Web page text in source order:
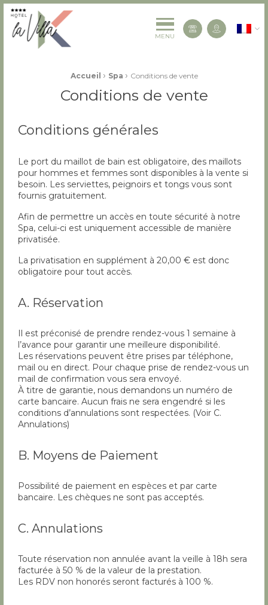
La Villa K Hôtel Spa Restaurant 4 étoiles
MENU Contactez-
Accueil › Spa › Conditions de vente
Conditions de vente
Conditions générales
Le port du maillot de bain est obligatoire, des maillots
pour hommes et femmes sont disponibles à la vente si
besoin. Les serviettes, peignoirs et tongs vous sont
fournis gratuitement.
Afin de permettre un accès en toute sécurité à notre
Spa, celui-ci est uniquement accessible de manière
privatisée.
La privatisation en supplément à 20,00 € est donc
obligatoire pour tout accès.
A. Réservation
Il est préconisé de prendre rendez-vous 1 semaine à
l’avance pour garantir une meilleure disponibilité.
Les réservations peuvent être prises par téléphone,
mail ou en direct. Pour chaque prise de rendez-vous un
mail de confirmation vous sera envoyé.
À titre de garantie, nous demandons un numéro de
carte bancaire. Aucun frais ne sera engendré si les
conditions d’annulations sont respectées. (Voir C.
Annulations)
B. Moyens de Paiement
Possibilité de paiement en espèces et par carte
bancaire. Les chèques ne sont pas acceptés.
C. Annulations
Toute réservation non annulée avant la veille à 18h sera
facturée à 50 % de la valeur de la prestation.
Les RDV non honorés seront facturés à 100 %.